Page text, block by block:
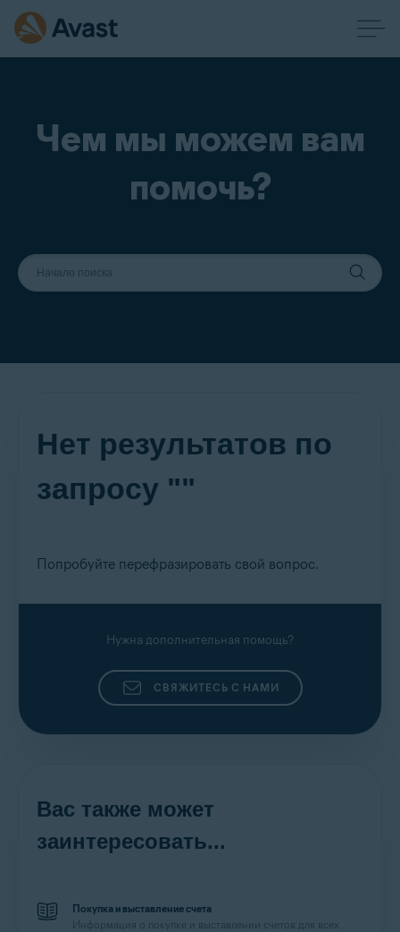
Чем мы можем вам
помочь?
Нет результатов по
запросу ""
Попробуйте перефразировать свой вопрос.
Нужна дополнительная помощь?
СВЯЖИТЕСЬ С НАМИ
Вас также может
заинтересовать...
Покупка и выставление счета
Информация о покупке и выставлении счетов для всех